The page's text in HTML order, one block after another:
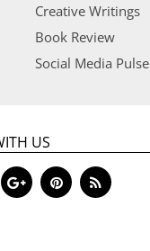
Creative Writings
Book Review
Social Media Pulse
US